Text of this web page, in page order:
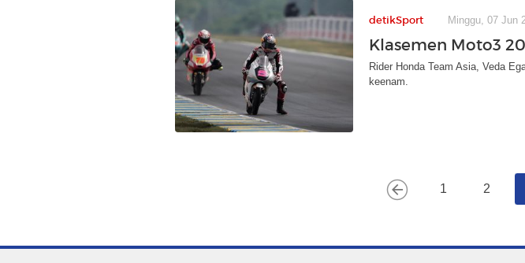
detikSport Minggu, 07 Jun
Klasemen Moto3
Rider Honda Team Asia, Veda
keenam.
1 2